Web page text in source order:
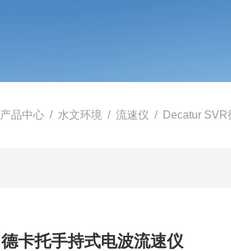
产品中心 / 水文环境 / 流速仪 / Decatur SVR
德卡托手持式电波流速仪